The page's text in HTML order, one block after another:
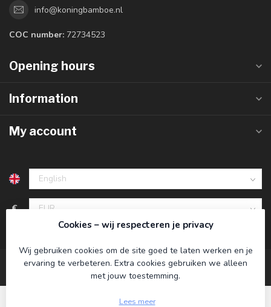
info@koningbamboe.nl
COC number: 72734523
Opening hours
Information
My account
€
Cookies – wij respecteren je privacy
Wij gebruiken cookies om de site goed te laten werken en je
ervaring te verbeteren. Extra cookies gebruiken we alleen
met jouw toestemming.
Lees meer